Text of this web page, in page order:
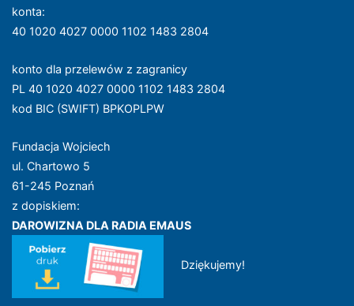
konta:
40 1020 4027 0000 1102 1483 2804
konto dla przelewów z zagranicy
PL 40 1020 4027 0000 1102 1483 2804
kod BIC (SWIFT) BPKOPLPW
Fundacja Wojciech
ul. Chartowo 5
61-245 Poznań
z dopiskiem:
DAROWIZNA DLA RADIA EMAUS
Dziękujemy!